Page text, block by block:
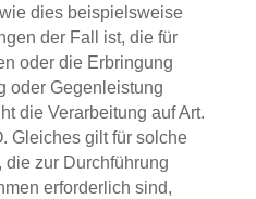
dies beispielsweise
der Fall ist, die für
oder die Erbringung
oder Gegenleistung
die Verarbeitung auf Art.
Gleiches gilt für solche
zur Durchführung
erforderlich sind,